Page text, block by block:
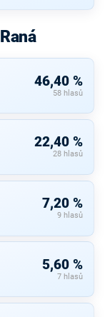
46,40 %
58 hlasů
22,40 %
28 hlasů
7,20 %
9 hlasů
5,60 %
7 hlasů